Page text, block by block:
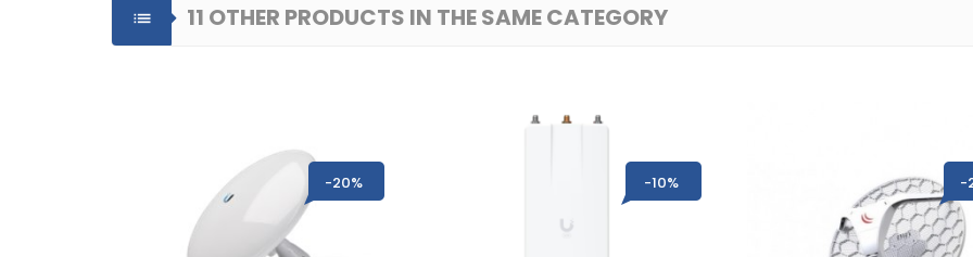
 11 OTHER PRODUCTS IN THE SAME CATEGORY
-20% -10% -